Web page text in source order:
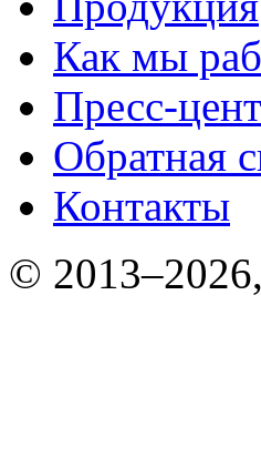
Как мы
Пресс-
Обратная
Контакты
©